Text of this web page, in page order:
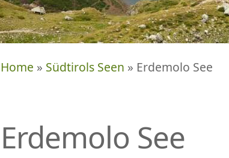
Home » Südtirols Seen » Erdemolo See
Erdemolo See